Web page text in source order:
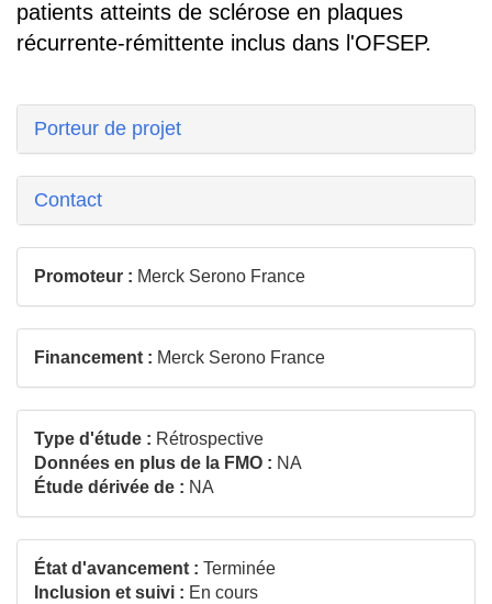
patients atteints de sclérose en plaques
récurrente-rémittente inclus dans l'OFSEP.
Porteur de projet
Contact
Promoteur : Merck Serono France
Financement : Merck Serono France
Type d'étude : Rétrospective
Données en plus de la FMO : NA
Étude dérivée de : NA
État d'avancement : Terminée
Inclusion et suivi : En cours